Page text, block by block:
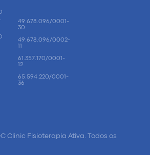
49.678.096/0001-
30.
49.678.096/0002-
11
61.357.170/0001-
12
65.594.220/0001-
36
Clinic Fisioterapia Ativa. Todos os